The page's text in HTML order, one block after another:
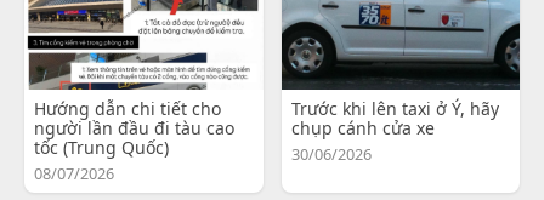
Hướng dẫn chi tiết cho
người lần đầu đi tàu cao
tốc (Trung Quốc)
08/07/2026
Trước khi lên taxi ở Ý, hãy
chụp cánh cửa xe
30/06/2026